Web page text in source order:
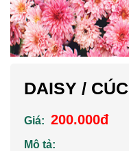
DAISY / CÚC
Giá: 200.000đ
Mô tả: